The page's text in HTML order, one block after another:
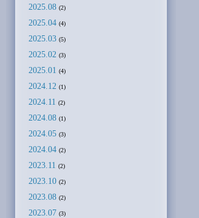
2025.08 (2)
2025.04 (4)
2025.03 (5)
2025.02 (3)
2025.01 (4)
2024.12 (1)
2024.11 (2)
2024.08 (1)
2024.05 (3)
2024.04 (2)
2023.11 (2)
2023.10 (2)
2023.08 (2)
2023.07 (3)